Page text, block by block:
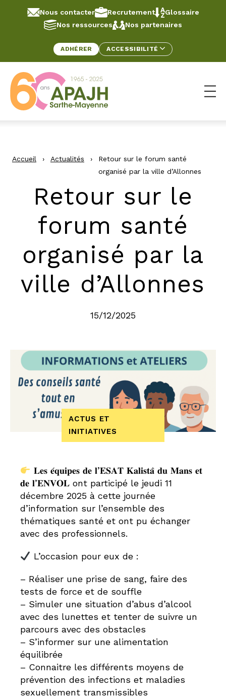
Aller au contenu
Nous contacter Recrutement
Glossaire
Nos ressources
Nos partenaires
ADHÉRER ACCESSIBILITÉ
Accueil › Actualités ›
Retour sur le forum santé
organisé par la ville d’Allonnes
Retour sur le
forum santé
organisé par la
ville d’Allonnes
15/12/2025
ACTUS ET
INITIATIVES
𝐋𝐞𝐬 𝐞́𝐪𝐮𝐢𝐩𝐞𝐬 𝐝𝐞 𝐥’𝐄𝐒𝐀𝐓 𝐊𝐚𝐥𝐢𝐬𝐭𝐚̂ 𝐝𝐮 𝐌𝐚𝐧𝐬 𝐞𝐭
𝐝𝐞 𝐥’𝐄𝐍𝐕𝐎𝐋 ont participé le jeudi 11
décembre 2025 à cette journée
d’information sur l’ensemble des
thématiques santé et ont pu échanger
avec des professionnels.
L’occasion pour eux de :
– Réaliser une prise de sang, faire des
tests de force et de souffle
– Simuler une situation d’abus d’alcool
avec des lunettes et tenter de suivre un
parcours avec des obstacles
– S’informer sur une alimentation
équilibrée
– Connaitre les différents moyens de
prévention des infections et maladies
sexuellement transmissibles
Panneau de gestion des cookies